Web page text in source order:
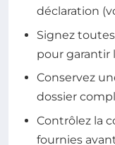
déclaration
Signez
pour garantir
Conservez
dossier
Contrôlez la
fournies